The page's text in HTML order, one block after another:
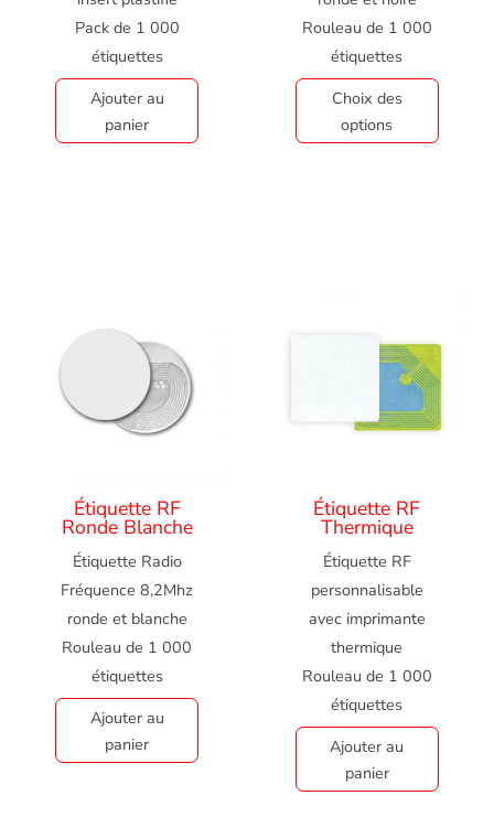
Pack de 1 000
étiquettes
Ajouter au
panier
Rouleau de 1 000
étiquettes
Choix des
options
Étiquette RF
Ronde Blanche
Étiquette Radio
Fréquence 8,2Mhz
ronde et blanche
Rouleau de 1 000
étiquettes
Ajouter au
panier
Étiquette RF
Thermique
Étiquette RF
personnalisable
avec imprimante
thermique
Rouleau de 1 000
étiquettes
Ajouter au
panier